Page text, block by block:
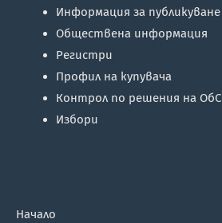
Информация за публикуване
Обществена информация
Регистри
Профил на купувача
Контрол по решения на ОбС
Избори
Начало